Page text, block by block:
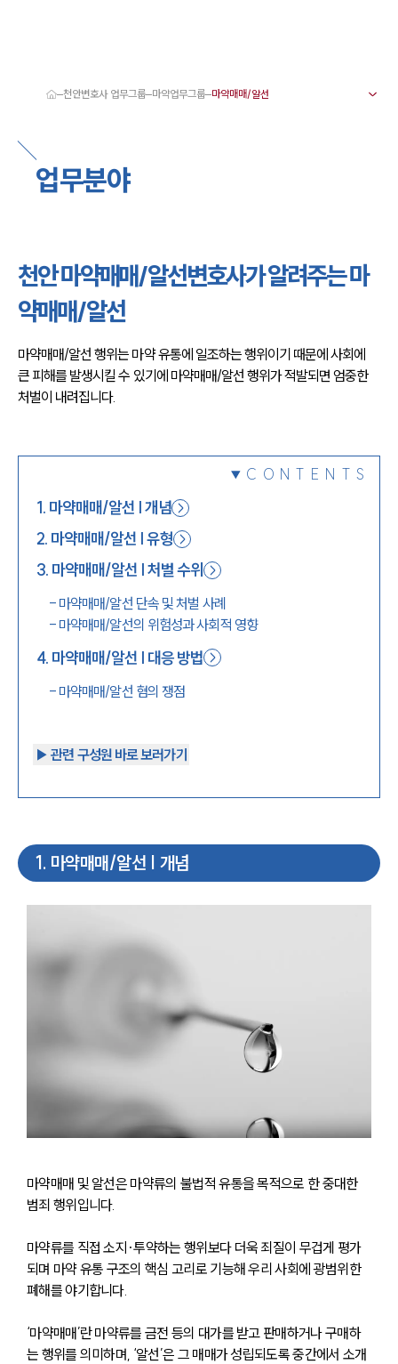
서울·대전·천안변호사
천안형사전문변호사
천안이혼전문변호사
천안학교폭력변호사
천안변호사 주요 업무사례
천안 분사무소 오시는 길
천안변호사상담 상담접수
채용정보
천안변호사 업무그룹 마약업무그룹
업무분야
천안 마약매매/알선변호사가 알려주는 마
약매매/알선
마약매매/알선 행위는 마약 유통에 일조하는 행위이기 때문에 사회에
큰 피해를 발생시킬 수 있기에 마약매매/알선 행위가 적발되면 엄중한
처벌이 내려집니다.
CONTENTS
1. 마약매매/알선 | 개념
2. 마약매매/알선 | 유형
3. 마약매매/알선 | 처벌 수위
- 마약매매/알선 단속 및 처벌 사례
- 마약매매/알선의 위험성과 사회적 영향
4. 마약매매/알선 | 대응 방법
- 마약매매/알선 혐의 쟁점
▶︎ 관련 구성원 바로 보러가기
1. 마약매매/알선 | 개념
마약매매 및 알선은 마약류의 불법적 유통을 목적으로 한 중대한
범죄 행위입니다.
마약류를 직접 소지·투약하는 행위보다 더욱 죄질이 무겁게 평가
되며 마약 유통 구조의 핵심 고리로 기능해 우리 사회에 광범위한
폐해를 야기합니다.
‘마약매매’란 마약류를 금전 등의 대가를 받고 판매하거나 구매하
는 행위를 의미하며, ‘알선’은 그 매매가 성립되도록 중간에서 소개